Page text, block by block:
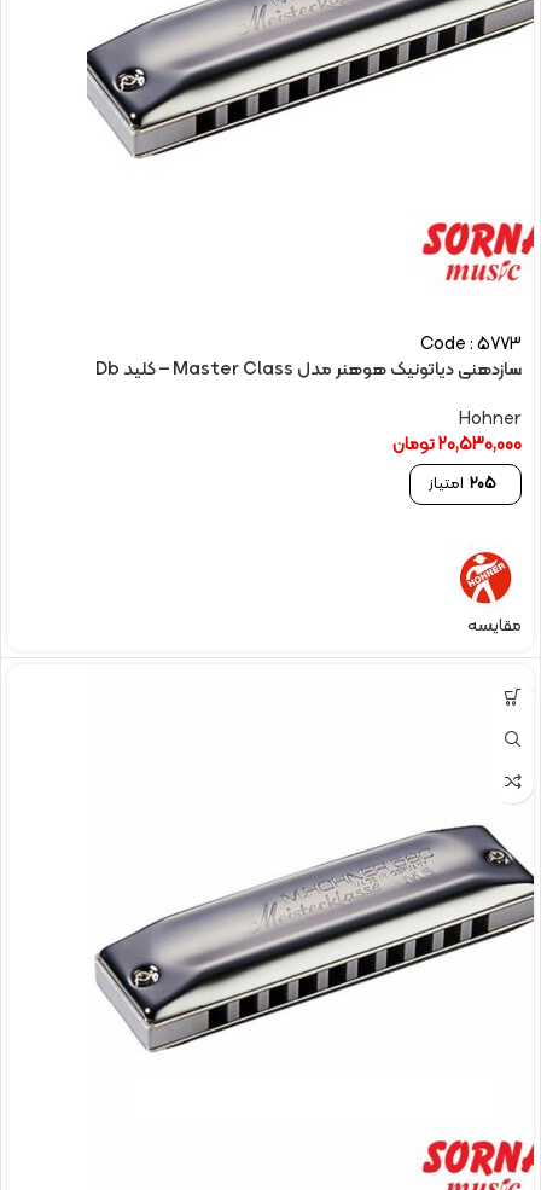
Code : 5773
سازدهنی دیاتونیک هوهنر مدل Master Class – کلید Db
Hohner
20,530,000تومان
205 امتیاز
مقایسه